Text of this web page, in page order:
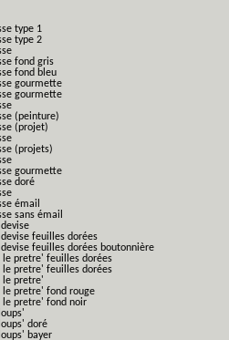
type 1
type 2
fond gris
fond bleu
gourmette
gourmette
(peinture)
(projet)
(projets)
gourmette
doré
émail
sans émail
feuilles dorées
feuilles dorées boutonnière
le pretre' feuilles dorées
le pretre' feuilles dorées
le pretre'
le pretre' fond rouge
le pretre' fond noir
doré
bayer